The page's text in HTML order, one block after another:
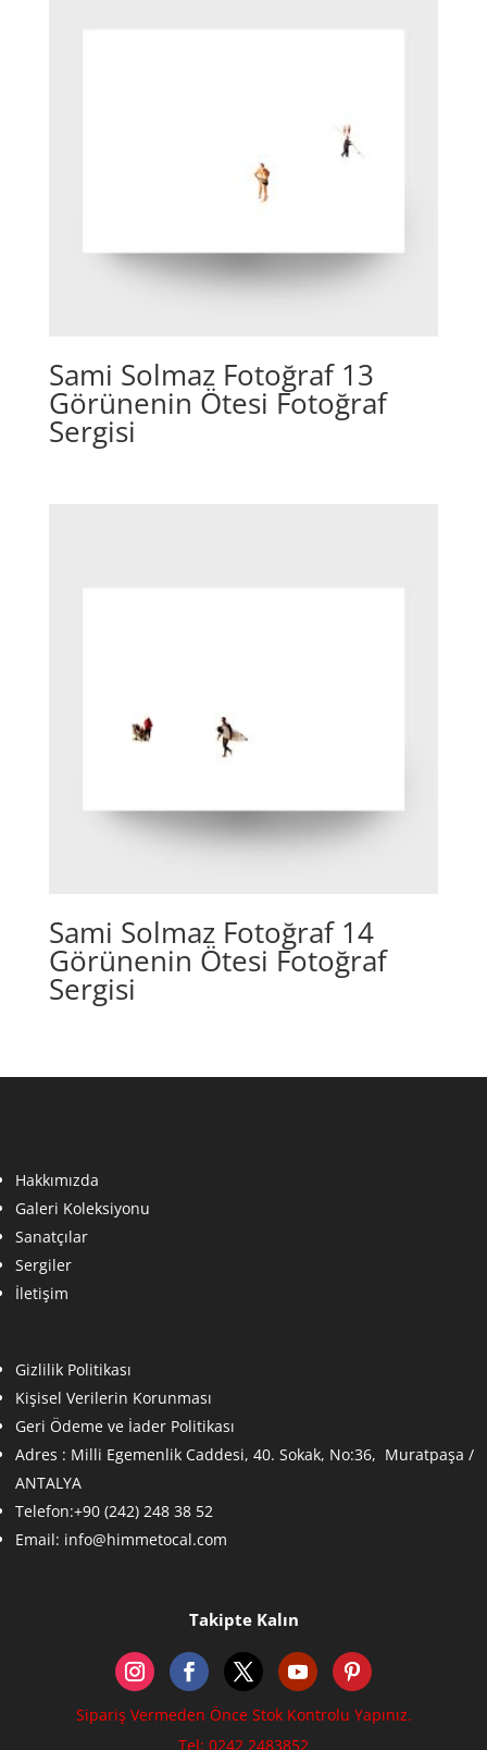
Sami Solmaz Fotoğraf 13
Görünenin Ötesi Fotoğraf
Sergisi
Sami Solmaz Fotoğraf 14
Görünenin Ötesi Fotoğraf
Sergisi
Hakkımızda
Galeri Koleksiyonu
Sanatçılar
Sergiler
İletişim
Gizlilik Politikası
Kişisel Verilerin Korunması
Geri Ödeme ve İader Politikası
Adres : Milli Egemenlik Caddesi, 40. Sokak, No:36, Muratpaşa /
ANTALYA
Telefon:+90 (242) 248 38 52
Email: info@himmetocal.com
Takipte Kalın
Sipariş Vermeden Önce Stok Kontrolu Yapınız.
Tel: 0242 2483852